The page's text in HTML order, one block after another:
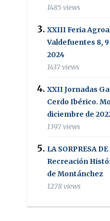
1485 views
XXIII Feria
Valdefuentes 8,
2024
1437 views
XXII Jornadas
Cerdo Ibérico.
diciembre de
1397 views
LA SORPRESA
Recreación
de Montánchez
1278 views